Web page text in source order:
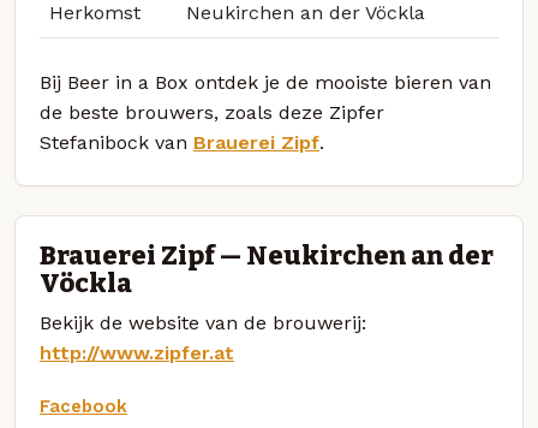
Herkomst Neukirchen an der Vöckla
Bij Beer in a Box ontdek je de mooiste bieren van
de beste brouwers, zoals deze Zipfer
Stefanibock van Brauerei Zipf.
Brauerei Zipf — Neukirchen an der
Vöckla
Bekijk de website van de brouwerij:
http://www.zipfer.at
Facebook